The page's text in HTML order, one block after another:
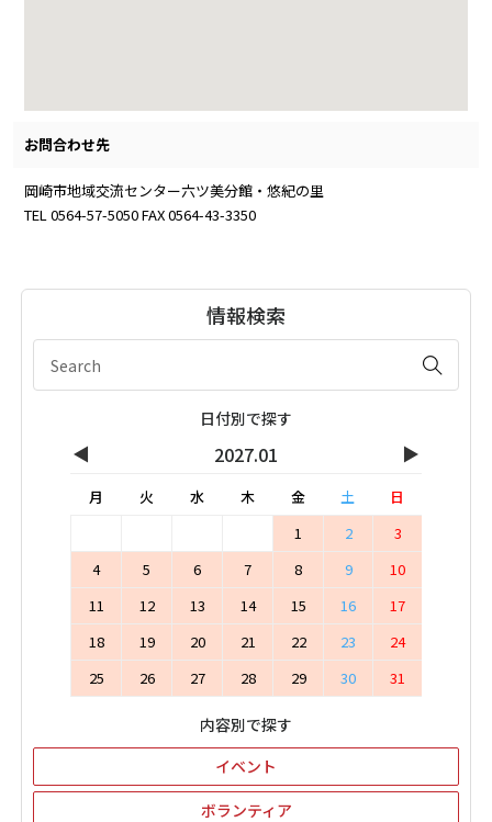
お問合わせ先
岡崎市地域交流センター六ツ美分館・悠紀の里
TEL 0564-57-5050 FAX 0564-43-3350
情報検索
日付別で探す
◀ 2027.01 ▶
月 火 水 木 金 土
日
1
2
3
4
5 6 7 8 9
10
11
12 13 14 15 16
17
18
19 20 21 22 23
24
25
26 27 28 29 30 31
内容別で探す
イベント
ボランティア